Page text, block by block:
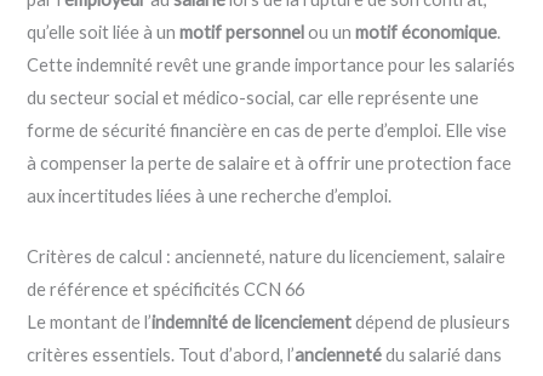
qu’elle soit liée à unmotif personnelou unmotif économique.
Cette indemnité revêt une grande importance pour les salariés
du secteur social et médico-social, car elle représente une
forme de sécurité financière en cas de perte d’emploi. Elle vise
à compenser la perte de salaire et à offrir une protection face
aux incertitudes liées à une recherche d’emploi.
Critères de calcul : ancienneté, nature du licenciement, salaire
de référence et spécificités CCN 66
Le montant de l’indemnité de licenciementdépend de plusieurs
critères essentiels. Tout d’abord, l’anciennetédu salarié dans